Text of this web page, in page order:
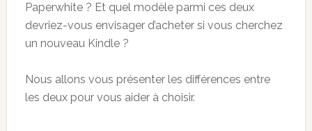
Paperwhite ? Et quel modèle parmi ces deux
devriez-vous envisager d’acheter si vous cherchez
un nouveau Kindle ?
Nous allons vous présenter les différences entre
les deux pour vous aider à choisir.